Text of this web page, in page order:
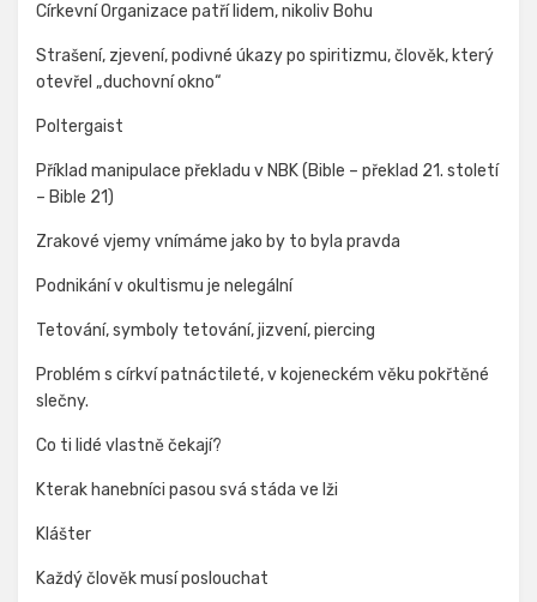
Církevní Organizace patří lidem, nikoliv Bohu
Strašení, zjevení, podivné úkazy po spiritizmu, člověk, který
otevřel „duchovní okno“
Poltergaist
Příklad manipulace překladu v NBK (Bible – překlad 21. století
– Bible 21)
Zrakové vjemy vnímáme jako by to byla pravda
Podnikání v okultismu je nelegální
Tetování, symboly tetování, jizvení, piercing
Problém s církví patnáctileté, v kojeneckém věku pokřtěné
slečny.
Co ti lidé vlastně čekají?
Kterak hanebníci pasou svá stáda ve lži
Klášter
Každý člověk musí poslouchat